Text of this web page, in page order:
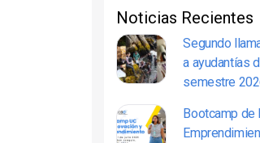
Noticias Recientes
Segundo
a ayudantías
semestre
Bootcamp de